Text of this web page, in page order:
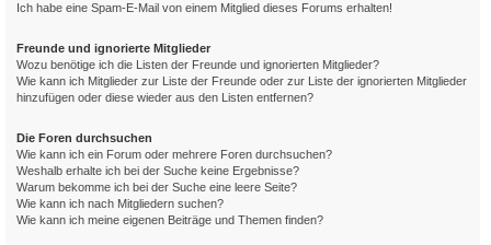
Ich habe eine Spam-E-Mail von einem Mitglied dieses Forums erhalten!
Freunde und ignorierte Mitglieder
Wozu benötige ich die Listen der Freunde und ignorierten Mitglieder?
Wie kann ich Mitglieder zur Liste der Freunde oder zur Liste der ignorierten Mitglieder
hinzufügen oder diese wieder aus den Listen entfernen?
Die Foren durchsuchen
Wie kann ich ein Forum oder mehrere Foren durchsuchen?
Weshalb erhalte ich bei der Suche keine Ergebnisse?
Warum bekomme ich bei der Suche eine leere Seite?
Wie kann ich nach Mitgliedern suchen?
Wie kann ich meine eigenen Beiträge und Themen finden?